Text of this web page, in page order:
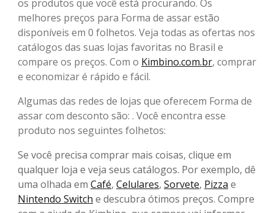
os produtos que você está procurando. Os
melhores preços para Forma de assar estão
disponíveis em 0 folhetos. Veja todas as ofertas nos
catálogos das suas lojas favoritas no Brasil e
compare os preços. Com o Kimbino.com.br, comprar
e economizar é rápido e fácil.
Algumas das redes de lojas que oferecem Forma de
assar com desconto são: . Você encontra esse
produto nos seguintes folhetos:
Se você precisa comprar mais coisas, clique em
qualquer loja e veja seus catálogos. Por exemplo, dê
uma olhada em Café, Celulares, Sorvete, Pizza e
Nintendo Switch e descubra ótimos preços. Compre